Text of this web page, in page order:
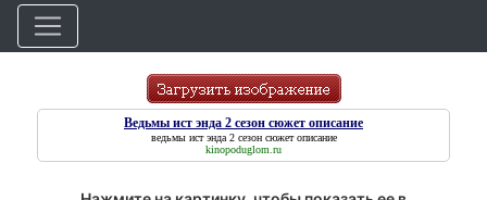
Ведьмы ист энда 2 сезон сюжет описание
ведьмы ист энда 2 сезон сюжет описание
kinopoduglom.ru